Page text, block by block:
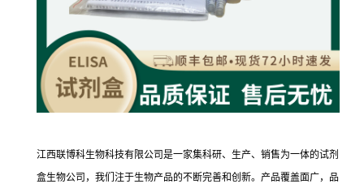
江西联博科生物科技有限公司是一家集科研、生产、销售为一体的试剂
盒生物公司，我们注于生物产品的不断完善和创新。产品覆盖面广，品